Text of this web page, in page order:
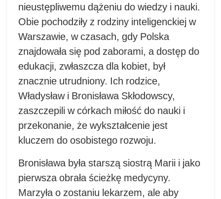
nieustępliwemu dążeniu do wiedzy i nauki.
Obie pochodziły z rodziny inteligenckiej w
Warszawie, w czasach, gdy Polska
znajdowała się pod zaborami, a dostęp do
edukacji, zwłaszcza dla kobiet, był
znacznie utrudniony. Ich rodzice,
Władysław i Bronisława Skłodowscy,
zaszczepili w córkach miłość do nauki i
przekonanie, że wykształcenie jest
kluczem do osobistego rozwoju.
Bronisława była starszą siostrą Marii i jako
pierwsza obrała ścieżkę medycyny.
Marzyła o zostaniu lekarzem, ale aby